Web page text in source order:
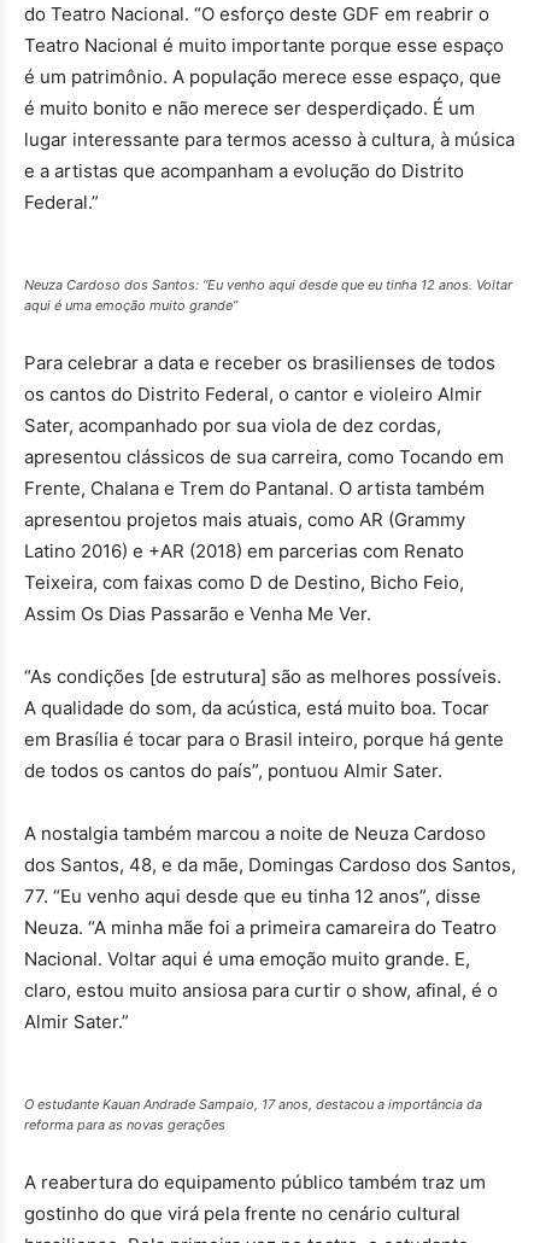
do Teatro Nacional. “O esforço deste GDF em reabrir o
Teatro Nacional é muito importante porque esse espaço
é um patrimônio. A população merece esse espaço, que
é muito bonito e não merece ser desperdiçado. É um
lugar interessante para termos acesso à cultura, à música
e a artistas que acompanham a evolução do Distrito
Federal.”
Neuza Cardoso dos Santos: “Eu venho aqui desde que eu tinha 12 anos. Voltar
aqui é uma emoção muito grande”
Para celebrar a data e receber os brasilienses de todos
os cantos do Distrito Federal, o cantor e violeiro Almir
Sater, acompanhado por sua viola de dez cordas,
apresentou clássicos de sua carreira, como Tocando em
Frente, Chalana e Trem do Pantanal. O artista também
apresentou projetos mais atuais, como AR (Grammy
Latino 2016) e +AR (2018) em parcerias com Renato
Teixeira, com faixas como D de Destino, Bicho Feio,
Assim Os Dias Passarão e Venha Me Ver.
“As condições [de estrutura] são as melhores possíveis.
A qualidade do som, da acústica, está muito boa. Tocar
em Brasília é tocar para o Brasil inteiro, porque há gente
de todos os cantos do país”, pontuou Almir Sater.
A nostalgia também marcou a noite de Neuza Cardoso
dos Santos, 48, e da mãe, Domingas Cardoso dos Santos,
77. “Eu venho aqui desde que eu tinha 12 anos”, disse
Neuza. “A minha mãe foi a primeira camareira do Teatro
Nacional. Voltar aqui é uma emoção muito grande. E,
claro, estou muito ansiosa para curtir o show, afinal, é o
Almir Sater.”
O estudante Kauan Andrade Sampaio, 17 anos, destacou a importância da
reforma para as novas gerações
A reabertura do equipamento público também traz um
gostinho do que virá pela frente no cenário cultural